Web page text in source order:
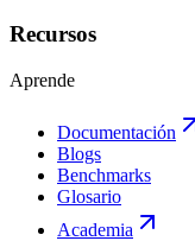
Recursos
Aprende
Documentación
Blogs
Benchmarks
Glosario
Academia